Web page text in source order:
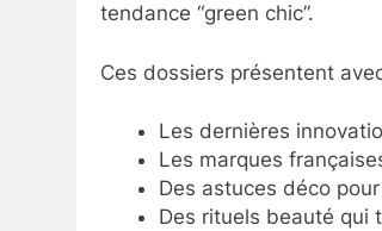
tendance “green chic”.
Ces dossiers présentent
Les dernières
Les marques
Des astuces déco
Des rituels beauté qui